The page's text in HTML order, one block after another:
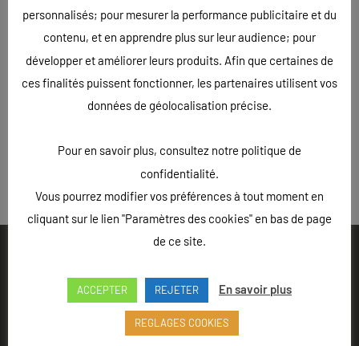
Ouvert du lundi au vendredi de 9h à 18h - Rue Louis Lepître,
Hôtel des entreprises, 52200 LANGRES
personnalisés; pour mesurer la performance publicitaire et du
contenu, et en apprendre plus sur leur audience; pour
développer et améliorer leurs produits. Afin que certaines de
ces finalités puissent fonctionner, les partenaires utilisent vos
données de géolocalisation précise.
Pour en savoir plus, consultez notre politique de
confidentialité.
Vous pourrez modifier vos préférences à tout moment en
cliquant sur le lien "Paramètres des cookies" en bas de page
de ce site.
ACCEPTER REJETER En savoir plus
REGLAGES COOKIES